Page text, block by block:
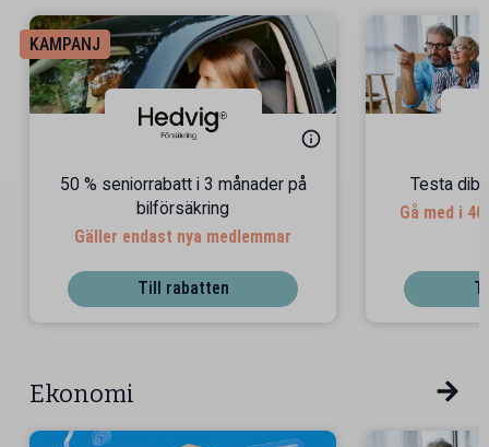
KAMPANJ
50 % seniorrabatt i 3 månader på
bilförsäkring
Gäller endast nya medlemmar
Till rabatten
Testa
Gå med i
Ekonomi